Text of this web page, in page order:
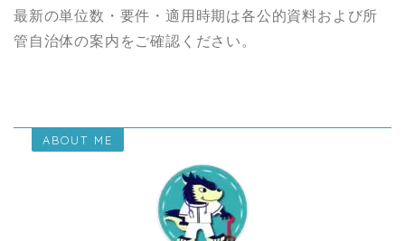
最新の単位数・要件・適用時期は各公的資料および所
管自治体の案内をご確認ください。
ABOUT ME